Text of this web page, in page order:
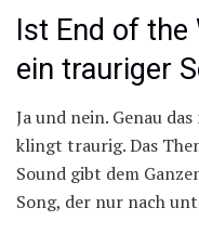
Ist End of the
ein trauriger
Ja und nein. Genau
klingt traurig. Das
Sound gibt dem
Song, der nur nach